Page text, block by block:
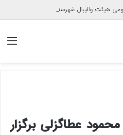
هیئت والیبال شهرستان آق‌قلا
عطاگزلی برگزار